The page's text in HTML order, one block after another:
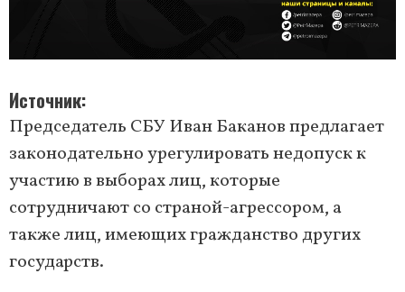
Источник
Председатель СБУ Иван Баканов предлагает
законодательно урегулировать недопуск к
участию в выборах лиц, которые
сотрудничают со страной-агрессором, а
также лиц, имеющих гражданство других
государств.